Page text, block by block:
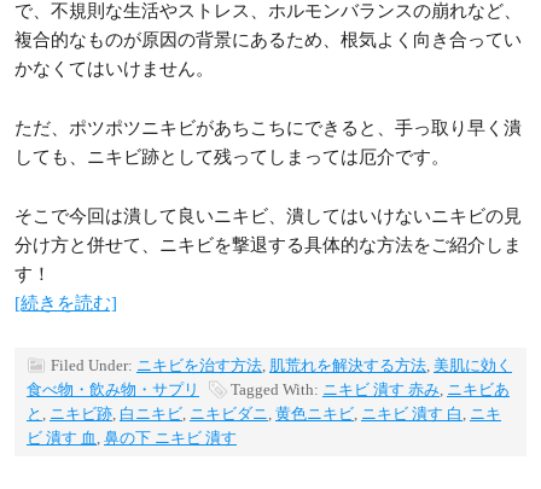
で、不規則な生活やストレス、ホルモンバランスの崩れなど、
複合的なものが原因の背景にあるため、根気よく向き合ってい
かなくてはいけません。
ただ、ポツポツニキビがあちこちにできると、手っ取り早く潰
しても、ニキビ跡として残ってしまっては厄介です。
そこで今回は潰して良いニキビ、潰してはいけないニキビの見
分け方と併せて、ニキビを撃退する具体的な方法をご紹介しま
す！
[続きを読む]
Filed Under: ニキビを治す方法, 肌荒れを解決する方法, 美肌に効く
食べ物・飲み物・サプリ
Tagged With: ニキビ 潰す 赤み, ニキビあ
と , ニキビ跡, 白ニキビ, ニキビダニ, 黄色ニキビ, ニキビ 潰す 白 , ニキ
ビ 潰す 血 , 鼻の下 ニキビ 潰す